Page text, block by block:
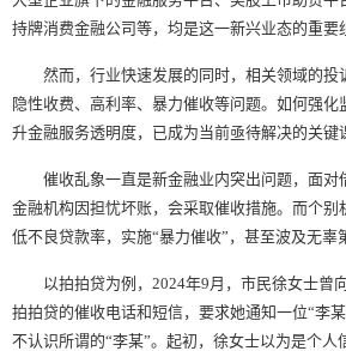
持牌消费金融公司等，均是这一新兴业态的重要
然而，行业快速发展的同时，相关领域的投
隐性收费、高利率、暴力催收等问题。如何强化
升金融服务透明度，已成为当前亟待解决的关键
催收乱象一直是新金融业内突出问题，面对
金融机构因担忧坏账，会采取催收措施。而个别
低不良贷款率，实施“暴力催收”，甚至波及无辜
以拍拍贷为例，2024年9月，市民徐女士曾
拍拍贷的催收电话和短信，要求她通知一位“李
不认识所谓的“李某”。起初，徐女士以为是个人